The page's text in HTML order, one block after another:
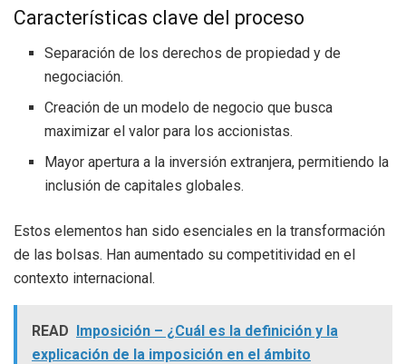
Características clave del proceso
Separación de los derechos de propiedad y de
negociación.
Creación de un modelo de negocio que busca
maximizar el valor para los accionistas.
Mayor apertura a la inversión extranjera, permitiendo la
inclusión de capitales globales.
Estos elementos han sido esenciales en la transformación
de las bolsas. Han aumentado su competitividad en el
contexto internacional.
READ Imposición – ¿Cuál es la definición y la
explicación de la imposición en el ámbito